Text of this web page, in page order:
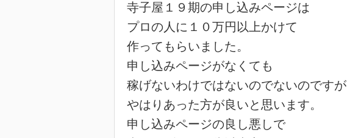
寺子屋１９期の申し込みページは
プロの人に１０万円以上かけて
作ってもらいました。
申し込みページがなくても
稼げないわけではないのでないのですが
やはりあった方が良いと思います。
申し込みページの良し悪しで